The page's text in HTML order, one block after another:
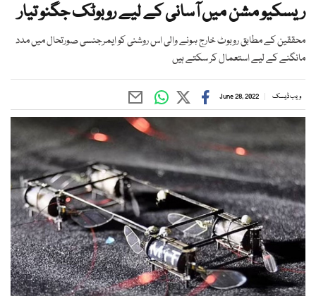
ریسکیو مشن میں آسانی کے لیے روبوٹک جگنو تیار
محققین کے مطابق روبوٹ خارج ہونے والی اس روشنی کو ایمرجنسی صورتحال میں مدد
مانگنے کے لیے استعمال کر سکتے ہیں
ویب ڈیسک June 28, 2022